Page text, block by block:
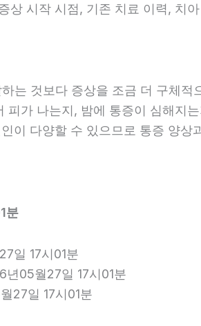
상 시작 시점, 기존 치료 이력, 치
는 것보다 증상을 조금 더 구체
가 나는지, 밤에 통증이 심해지
이 다양할 수 있으므로 통증 양
분
일 17시01분
05월27일 17시01분
27일 17시01분